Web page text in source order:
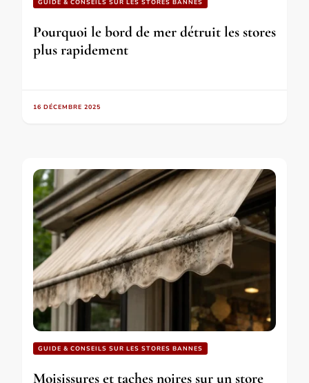
GUIDE & CONSEILS SUR LES STORES BANNES
Pourquoi le bord de mer détruit les stores
plus rapidement
16 DÉCEMBRE 2025
GUIDE & CONSEILS SUR LES STORES BANNES
Moisissures et taches noires sur un store